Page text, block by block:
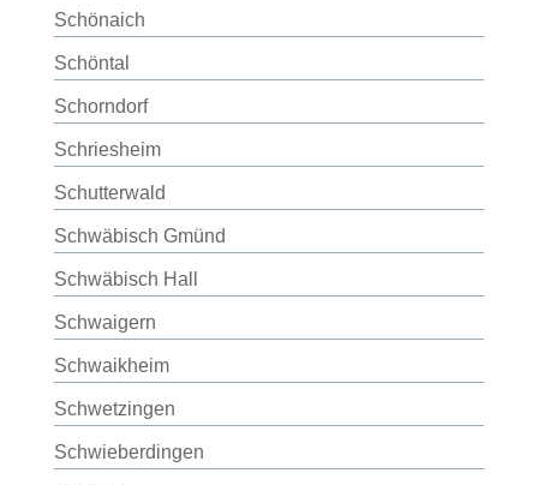
Schönaich
Schöntal
Schorndorf
Schriesheim
Schutterwald
Schwäbisch Gmünd
Schwäbisch Hall
Schwaigern
Schwaikheim
Schwetzingen
Schwieberdingen